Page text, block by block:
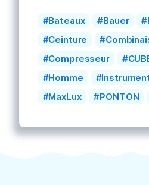
Bateaux Bauer
Ceinture
Compresseur
Homme
MaxLux
PONTON